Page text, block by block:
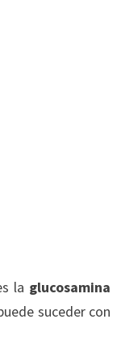
la glucosamina
suceder con